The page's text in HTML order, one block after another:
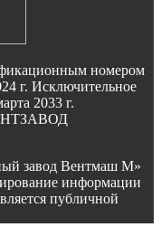
номером
г. Исключительное
2033 г.
завод Вентмаш М»
информации
публичной